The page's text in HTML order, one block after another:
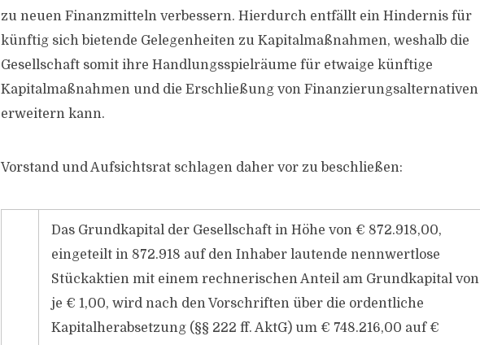
zu neuen Finanzmitteln verbessern. Hierdurch entfällt ein Hindernis für
künftig sich bietende Gelegenheiten zu Kapitalmaßnahmen, weshalb die
Gesellschaft somit ihre Handlungsspielräume für etwaige künftige
Kapitalmaßnahmen und die Erschließung von Finanzierungsalternativen
erweitern kann.
Vorstand und Aufsichtsrat schlagen daher vor zu beschließen:
Das Grundkapital der Gesellschaft in Höhe von € 872.918,00,
eingeteilt in 872.918 auf den Inhaber lautende nennwertlose
Stückaktien mit einem rechnerischen Anteil am Grundkapital von
je € 1,00, wird nach den Vorschriften über die ordentliche
Kapitalherabsetzung (§§ 222 ff. AktG) um € 748.216,00 auf €